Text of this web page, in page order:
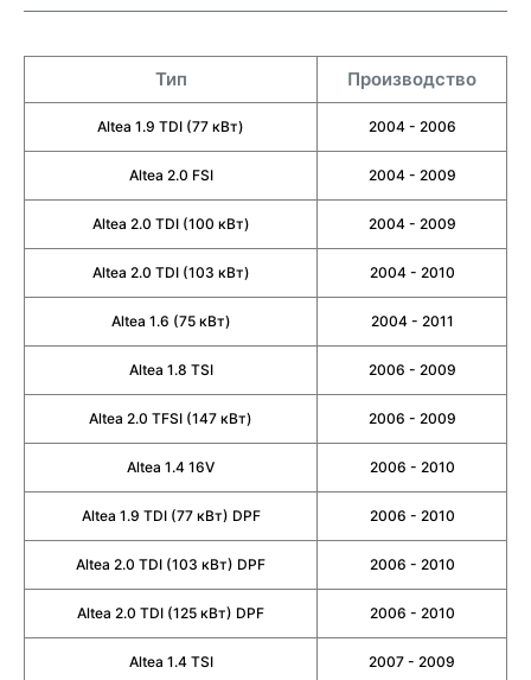
Тип Производство
Altea 1.9 TDI (77 кВт) 2004 - 2006
Altea 2.0 FSI 2004 - 2009
Altea 2.0 TDI (100 кВт) 2004 - 2009
Altea 2.0 TDI (103 кВт) 2004 - 2010
Altea 1.6 (75 кВт) 2004 - 2011
Altea 1.8 TSI 2006 - 2009
Altea 2.0 TFSI (147 кВт) 2006 - 2009
Altea 1.4 16V 2006 - 2010
Altea 1.9 TDI (77 кВт) DPF 2006 - 2010
Altea 2.0 TDI (103 кВт) DPF 2006 - 2010
Altea 2.0 TDI (125 кВт) DPF 2006 - 2010
Altea 1.4 TSI 2007 - 2009